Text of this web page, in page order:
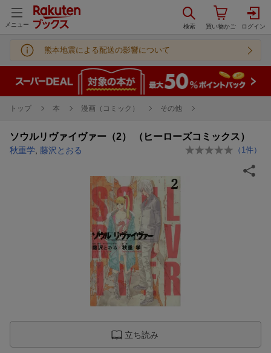
メニュー
熊本地震による配送の影響について
トップ 本 漫画（コミック） その他
ソウルリヴァイヴァー（2） （ヒーローズコミックス）
秋重学 藤沢とおる （ 1 件）
立ち読み